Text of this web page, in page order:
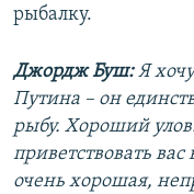
рыбалку.
Джордж Буш:Я
Путина – он
рыбу. Хороший
приветствовать
очень хорошая,